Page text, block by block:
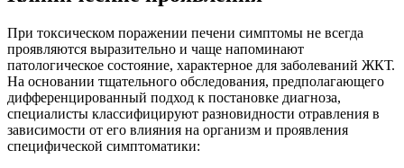
При токсическом поражении печени симптомы не всегда
проявляются выразительно и чаще напоминают
патологическое состояние, характерное для заболеваний ЖКТ.
На основании тщательного обследования, предполагающего
дифференцированный подход к постановке диагноза,
специалисты классифицируют разновидности отравления в
зависимости от его влияния на организм и проявления
специфической симптоматики: